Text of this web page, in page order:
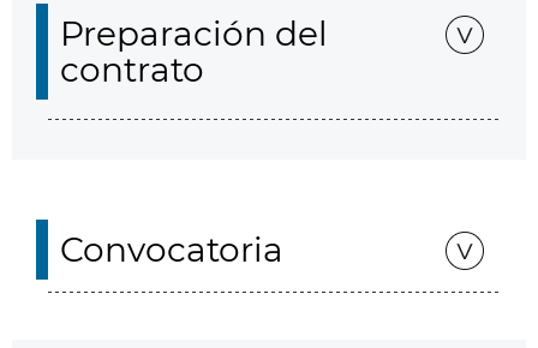
Preparación del
contrato
Convocatoria